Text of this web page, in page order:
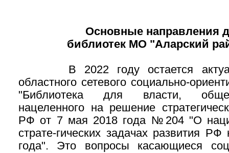
Основные направления
библиотек МО "Аларский
В 2022 году остается
областного сетевого социально-
"Библиотека для власти,
нацеленного на решение
РФ от 7 мая 2018 года №204 "О
страте-гических задачах развития
года". Это вопросы касающиеся